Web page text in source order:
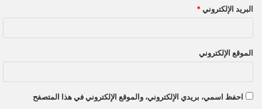
البريد الإلكتروني *
الموقع الإلكتروني
احفظ اسمي، بريدي الإلكتروني، والموقع الإلكتروني في هذا المتصفح